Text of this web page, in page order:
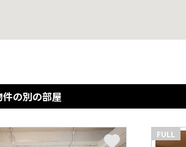
件の別の部屋
FULL